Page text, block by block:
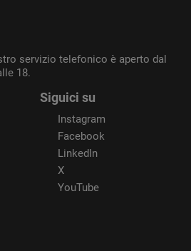
servizio telefonico è aperto dal
18.
Siguici su
Instagram
Facebook
LinkedIn
X
YouTube